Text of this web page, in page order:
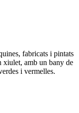
fabricats i pintats
xiulet, amb un bany de
i vermelles.